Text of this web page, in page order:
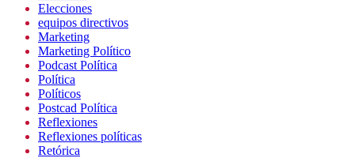
Elecciones
equipos directivos
Marketing
Marketing Político
Podcast Política
Política
Políticos
Postcad Política
Reflexiones
Reflexiones políticas
Retórica